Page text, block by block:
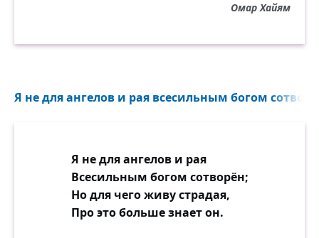
Омар Хайям
Я не для ангелов и рая всесильным богом
Я не для ангелов и рая
Всесильным богом сотворён;
Но для чего живу страдая,
Про это больше знает он.